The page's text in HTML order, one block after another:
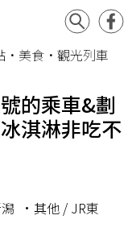
•美食•觀光列車
的乘車&劃
淇淋非吃不
•其他 / JR東